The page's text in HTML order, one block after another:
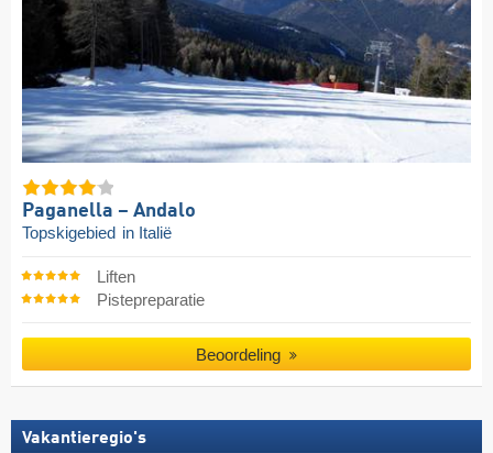
Paganella – Andalo
Topskigebied in Italië
Liften
Pistepreparatie
Beoordeling
Vakantieregio's